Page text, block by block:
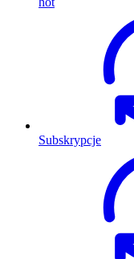
Subskrypcje